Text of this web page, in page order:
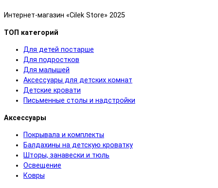
Интернет-магазин «Cilek Store» 2025
ТОП категорий
Для детей постарше
Для подростков
Для малышей
Аксессуары для детских комнат
Детские кровати
Письменные столы и надстройки
Аксессуары
Покрывала и комплекты
Балдахины на детскую кроватку
Шторы, занавески и тюль
Освещение
Ковры